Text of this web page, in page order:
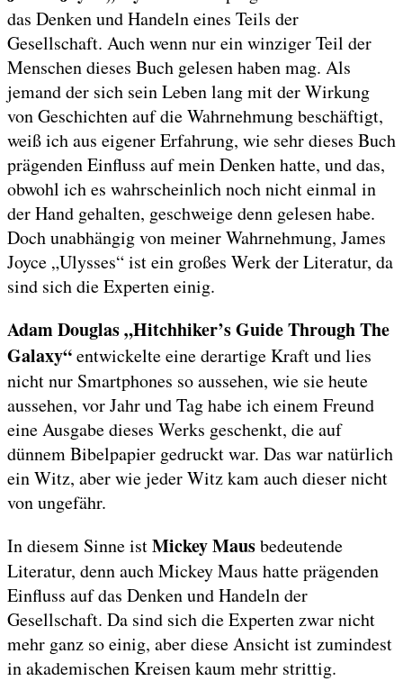
das Denken und Handeln eines Teils der
Gesellschaft. Auch wenn nur ein winziger Teil der
Menschen dieses Buch gelesen haben mag. Als
jemand der sich sein Leben lang mit der Wirkung
von Geschichten auf die Wahrnehmung beschäftigt,
weiß ich aus eigener Erfahrung, wie sehr dieses Buch
prägenden Einfluss auf mein Denken hatte, und das,
obwohl ich es wahrscheinlich noch nicht einmal in
der Hand gehalten, geschweige denn gelesen habe.
Doch unabhängig von meiner Wahrnehmung, James
Joyce „Ulysses“ ist ein großes Werk der Literatur, da
sind sich die Experten einig.
Adam Douglas „Hitchhiker’s Guide Through The
Galaxy“entwickelte eine derartige Kraft und lies
nicht nur Smartphones so aussehen, wie sie heute
aussehen, vor Jahr und Tag habe ich einem Freund
eine Ausgabe dieses Werks geschenkt, die auf
dünnem Bibelpapier gedruckt war. Das war natürlich
ein Witz, aber wie jeder Witz kam auch dieser nicht
von ungefähr.
In diesem Sinne istMickey Mausbedeutende
Literatur, denn auch Mickey Maus hatte prägenden
Einfluss auf das Denken und Handeln der
Gesellschaft. Da sind sich die Experten zwar nicht
mehr ganz so einig, aber diese Ansicht ist zumindest
in akademischen Kreisen kaum mehr strittig.